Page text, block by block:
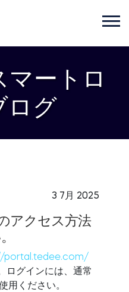
売店
ン
マートロ
ログ
3 7月 2025
アクセス方法
portal.tedee.com/
ログインには、通常
用ください。